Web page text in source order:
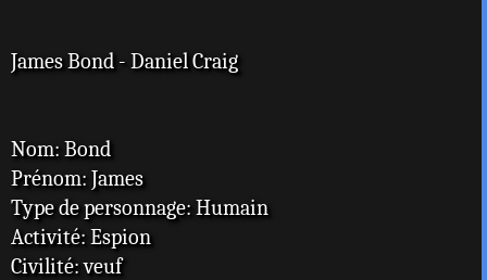
James Bond - Daniel Craig
Nom: Bond
Prénom: James
Type de personnage: Humain
Activité: Espion
Civilité: veuf